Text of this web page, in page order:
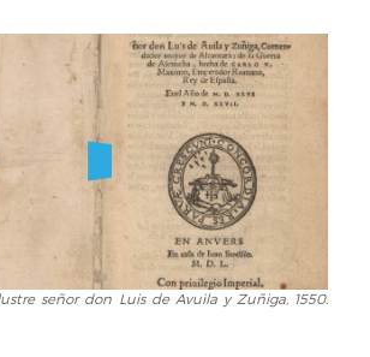
señor don Luis de Avuila y Zuñiga, 1550.